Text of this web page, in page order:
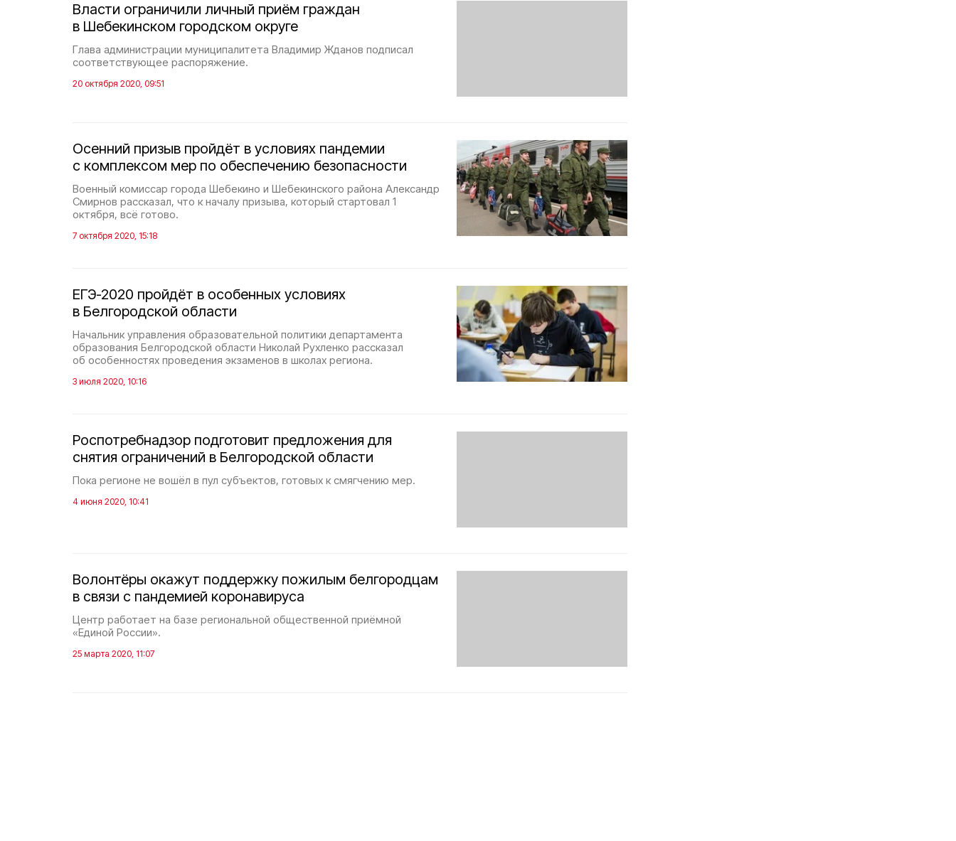
Власти ограничили личный приём граждан
в Шебекинском городском округе
Глава администрации муниципалитета Владимир Жданов подписал
соответствующее распоряжение.
20 октября 2020, 09:51
Осенний призыв пройдёт в условиях пандемии
с комплексом мер по обеспечению безопасности
Военный комиссар города Шебекино и Шебекинского района Александр
Смирнов рассказал, что к началу призыва, который стартовал 1
октября, всё готово.
7 октября 2020, 15:18
ЕГЭ-2020 пройдёт в особенных условиях
в Белгородской области
Начальник управления образовательной политики департамента
образования Белгородской области Николай Рухленко рассказал
об особенностях проведения экзаменов в школах региона.
3 июля 2020, 10:16
Роспотребнадзор подготовит предложения для
снятия ограничений в Белгородской области
Пока регионе не вошёл в пул субъектов, готовых к смягчению мер.
4 июня 2020, 10:41
Волонтёры окажут поддержку пожилым белгородцам
в связи с пандемией коронавируса
Центр работает на базе региональной общественной приёмной
«Единой России».
25 марта 2020, 11:07